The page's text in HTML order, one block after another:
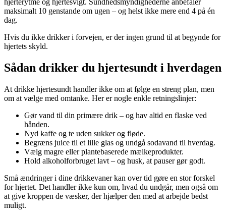
hjerterytme og hjertesvigt. Sundhedsmyndighederne anbefaler
maksimalt 10 genstande om ugen – og helst ikke mere end 4 på én
dag.
Hvis du ikke drikker i forvejen, er der ingen grund til at begynde for
hjertets skyld.
Sådan drikker du hjertesundt i hverdagen
At drikke hjertesundt handler ikke om at følge en streng plan, men
om at vælge med omtanke. Her er nogle enkle retningslinjer:
Gør vand til din primære drik – og hav altid en flaske ved
hånden.
Nyd kaffe og te uden sukker og fløde.
Begræns juice til et lille glas og undgå sodavand til hverdag.
Vælg magre eller plantebaserede mælkeprodukter.
Hold alkoholforbruget lavt – og husk, at pauser gør godt.
Små ændringer i dine drikkevaner kan over tid gøre en stor forskel
for hjertet. Det handler ikke kun om, hvad du undgår, men også om
at give kroppen de væsker, der hjælper den med at arbejde bedst
muligt.